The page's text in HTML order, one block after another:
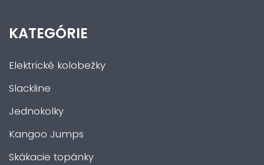
KATEGÓRIE
Elektrické kolobežky
Slackline
Jednokolky
Kangoo Jumps
Skákacie topánky